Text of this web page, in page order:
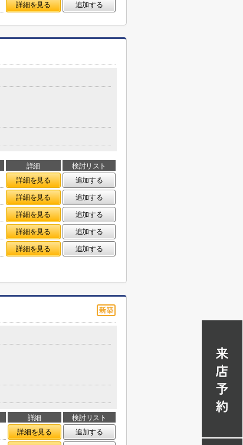
詳細を見る 追加する
詳細
検討リスト
詳細を見る
追加する
詳細を見る
追加する
詳細を見る
追加する
詳細を見る
追加する
詳細を見る 追加する
詳細
検討リスト
詳細を見る
追加する